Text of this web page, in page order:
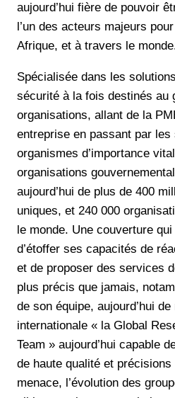
aujourd’hui fière de pouvoir
l’un des acteurs majeurs
Afrique, et à travers le
Spécialisée dans les
sécurité à la fois destinés au
organisations, allant de la
entreprise en passant par
organismes d’importance
organisations
aujourd’hui de plus de 400
uniques, et 240 000
le monde. Une couverture qui
d’étoffer ses capacités de
et de proposer des services
plus précis que jamais,
de son équipe, aujourd’hui
internationale « la Global
Team » aujourd’hui capable
de haute qualité et
menace, l’évolution des